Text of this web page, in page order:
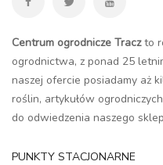
Centrum ogrodnicze Traczto
ogrodnictwa, z ponad 25
naszej ofercie posiadamy aż
roślin, artykułów
do odwiedzenia naszego
PUNKTY STACJONARNE